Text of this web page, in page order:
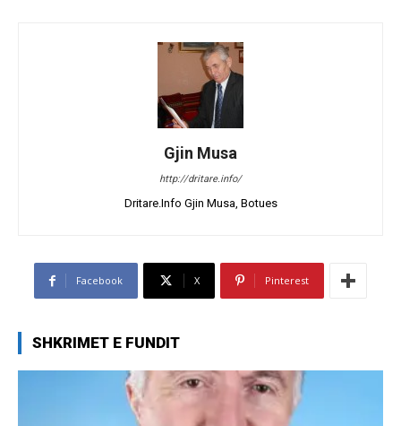
Gjin Musa
http://dritare.info/
Dritare.Info Gjin Musa, Botues
Facebook X Pinterest
SHKRIMET E FUNDIT